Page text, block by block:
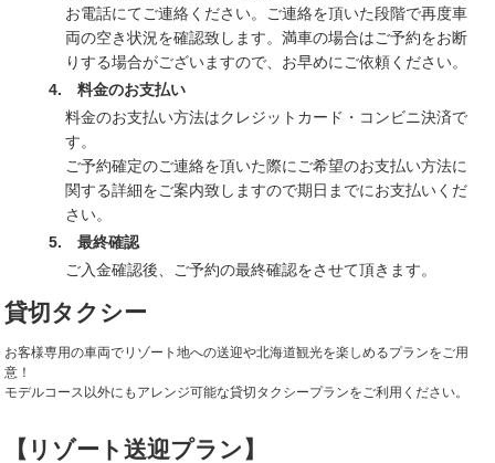
お電話にてご連絡ください。ご連絡を頂いた段階で再度車
両の空き状況を確認致します。満車の場合はご予約をお断
りする場合がございますので、お早めにご依頼ください。
4. 料金のお支払い
料金のお支払い方法はクレジットカード・コンビニ決済で
す。
ご予約確定のご連絡を頂いた際にご希望のお支払い方法に
関する詳細をご案内致しますので期日までにお支払いくだ
さい。
5. 最終確認
ご入金確認後、ご予約の最終確認をさせて頂きます。
貸切タクシー
お客様専用の車両でリゾート地への送迎や北海道観光を楽しめるプランをご用
意！
モデルコース以外にもアレンジ可能な貸切タクシープランをご利用ください。
【リゾート送迎プラン】